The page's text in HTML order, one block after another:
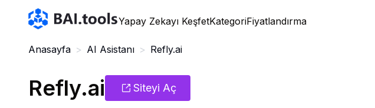
Bai.tools
Yapay Zekayı KeşfetKategoriFiyatlandırma
Anasayfa > AI Asistanı > Refly.ai
Refly.ai Siteyi Aç